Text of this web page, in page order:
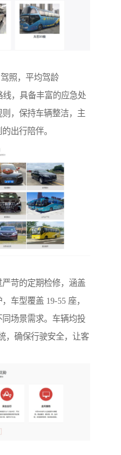
照，平均驾龄
，具备丰富的应急处
，保持车辆整洁，主
出行陪伴。
苛的定期检修，涵盖
车型覆盖 19-55 座，
场景需求。车辆均投
，确保行驶安全，让客